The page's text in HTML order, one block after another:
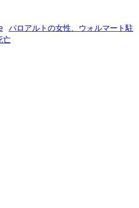
パロアルトの女性、ウォルマート駐
亡